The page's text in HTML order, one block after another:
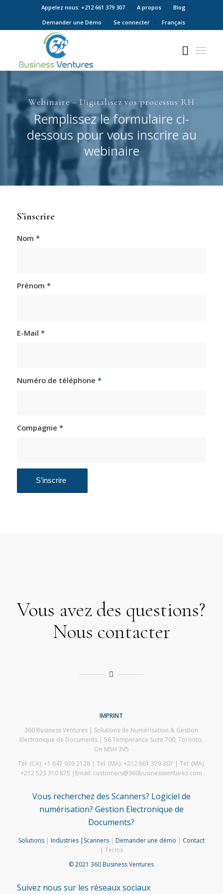
Appelez nous: +212 661 379 307 A propos
Blog
Demander une Démo
Se connecter Français
Webinaire – Digitalisez vos processus RH
Remplissez le formulaire ci-
dessous pour vous inscrire au
webinaire
S’inscrire
Nom *
Prénom *
E-Mail *
Numéro de téléphone *
Compagnie *
Vous avez des questions?
Nous contacter
IMPRINT
360 Business Ventures | Solutions de Numérisation & Gestion
Electronique de Documents | 56 Temperance Suite 700, Toronto,
On M5H 3V5
Tel: (CA): +1 647 939 2128 | Tel: (MA): +212 661 379 307 | Tel: (MA):
+212 523 310 875 |Email: customers@360businessventures.com
Vous recherchez des Scanners? Logiciel de
numérisation? Gestion Electronique de
Documents?
Solutions| Industries| Scanners| Demander une démo | Contact
| Terms
© 2021 360 Business Ventures
Suivez nous sur les réseaux sociaux